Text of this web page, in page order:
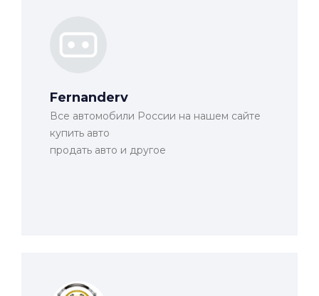
Fernanderv
Все автомобили России на нашем сайте
купить авто
продать авто и другое